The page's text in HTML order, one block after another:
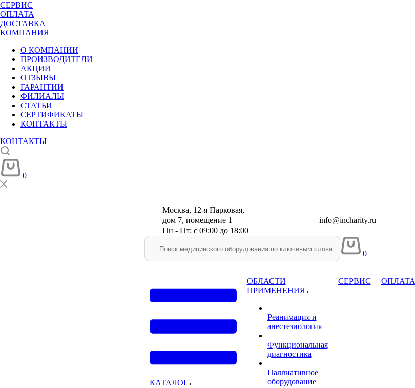
СЕРВИС
ОПЛАТА
ДОСТАВКА
КОМПАНИЯ
О КОМПАНИИ
ПРОИЗВОДИТЕЛИ
АКЦИИ
ОТЗЫВЫ
ГАРАНТИИ
ФИЛИАЛЫ
СТАТЬИ
СЕРТИФИКАТЫ
КОНТАКТЫ
КОНТАКТЫ
0
Москва, 12-я Парковая,
дом 7, помещение 1
Пн - Пт: с 09:00 до 18:00
info@incharity.ru
0
КАТАЛОГ
ОБЛАСТИ
ПРИМЕНЕНИЯ
Реанимация и
анестезиология
Функциональная
диагностика
Паллиативное
оборудование
СЕРВИС ОПЛАТА